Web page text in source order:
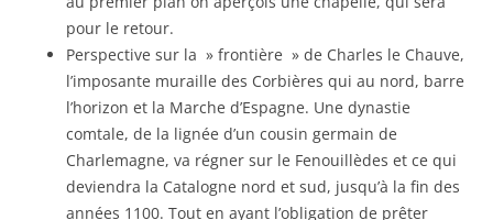
pour le retour.
Perspective sur la » frontière » de Charles le Chauve,
l’imposante muraille des Corbières qui au nord, barre
l’horizon et la Marche d’Espagne. Une dynastie
comtale, de la lignée d’un cousin germain de
Charlemagne, va régner sur le Fenouillèdes et ce qui
deviendra la Catalogne nord et sud, jusqu’à la fin des
années 1100. Tout en ayant l’obligation de prêter